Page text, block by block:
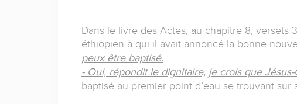
Dans le livre des Actes, au chapitre 8, versets
éthiopien à qui il avait annoncé la bonne
peux être baptisé.
- Oui, répondit le dignitaire, je crois que
baptisé au premier point d’eau se trouvant sur